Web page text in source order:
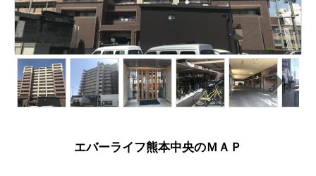
N
ext
エバーライフ熊本中央のＭＡＰ